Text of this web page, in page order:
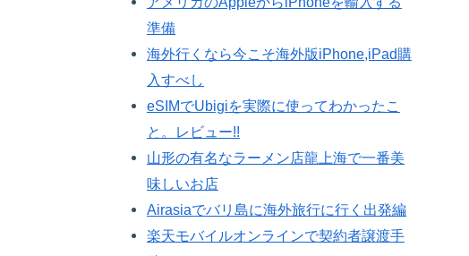
準備
海外行くなら今こそ海外版iPhone,iPad購
入すべし
eSIMでUbigiを実際に使ってわかったこ
と。レビュー!!
山形の有名なラーメン店龍上海で一番美
味しいお店
Airasiaでバリ島に海外旅行に行く出発編
楽天モバイルオンラインで契約者譲渡手